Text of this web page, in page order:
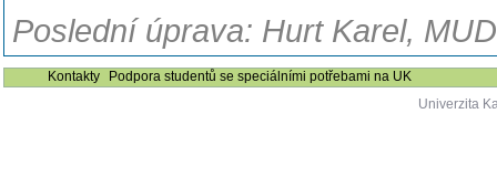
Poslední úprava: Hurt Karel,
Kontakty
Podpora studentů se speciálními potřebami na UK
Univerzita